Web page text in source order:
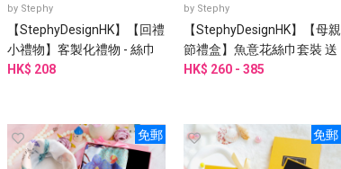
by Stephy
【StephyDesignHK】【回禮
小禮物】客製化禮物 - 絲巾
配絲巾扣 /婚禮伴手禮
HK$ 208
by Stephy
【StephyDesignHK】【母親
節禮盒】魚意花絲巾套裝 送
母親、丈母娘、婆婆、乾媽
HK$ 260 - 385
免郵 免郵